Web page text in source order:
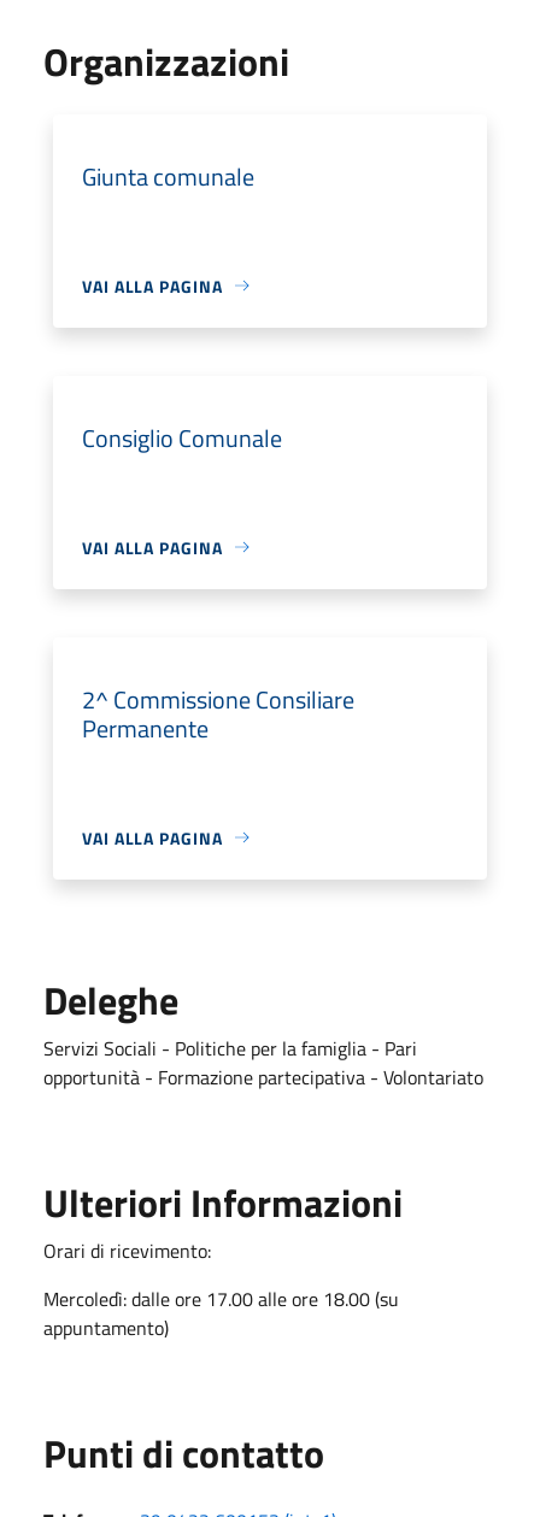
Organizzazioni
Giunta comunale
VAI ALLA PAGINA
Consiglio Comunale
VAI ALLA PAGINA
2^ Commissione Consiliare
Permanente
VAI ALLA PAGINA
Deleghe
Servizi Sociali - Politiche per la famiglia - Pari
opportunità - Formazione partecipativa - Volontariato
Ulteriori Informazioni
Orari di ricevimento:
Mercoledì: dalle ore 17.00 alle ore 18.00 (su
appuntamento)
Punti di contatto